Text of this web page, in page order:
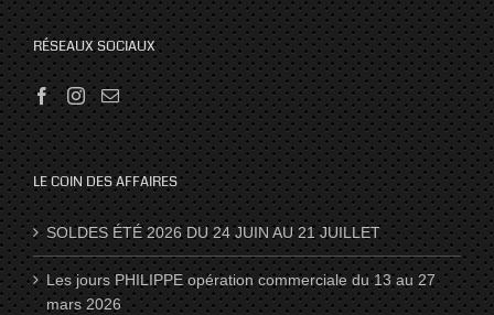
RÉSEAUX SOCIAUX
LE COIN DES AFFAIRES
SOLDES ÉTÉ 2026 DU 24 JUIN AU 21 JUILLET
Les jours PHILIPPE opération commerciale du 13 au 27
mars 2026